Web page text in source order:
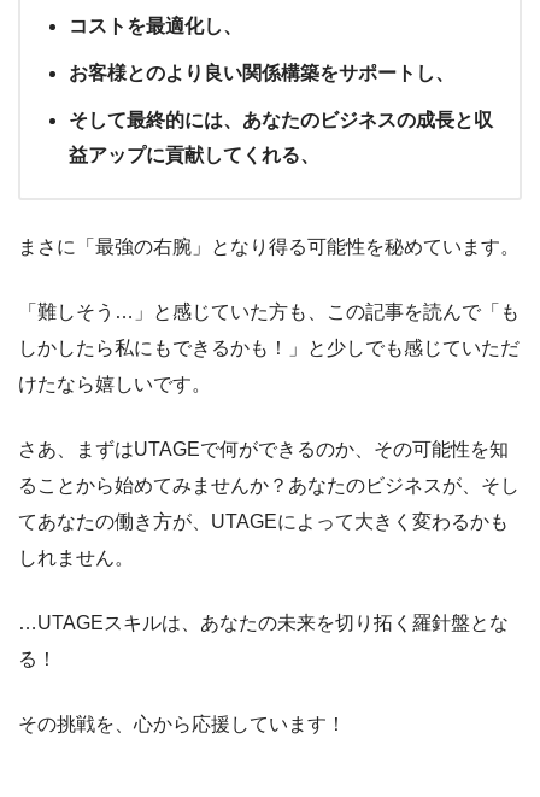
コストを最適化し、
お客様とのより良い関係構築をサポートし、
そして最終的には、あなたのビジネスの成長と収
益アップに貢献してくれる、
まさに「最強の右腕」となり得る可能性を秘めています。
「難しそう…」と感じていた方も、この記事を読んで「も
しかしたら私にもできるかも！」と少しでも感じていただ
けたなら嬉しいです。
さあ、まずはUTAGEで何ができるのか、その可能性を知
ることから始めてみませんか？あなたのビジネスが、そし
てあなたの働き方が、UTAGEによって大きく変わるかも
しれません。
…UTAGEスキルは、あなたの未来を切り拓く羅針盤とな
る！
その挑戦を、心から応援しています！